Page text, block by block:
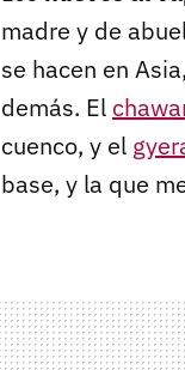
madre y de
se hacen en
demás. El
cuenco, y el
base, y la que